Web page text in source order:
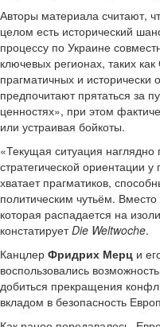
Авторы материала считают,
целом есть исторический
процессу по Украине
ключевых регионах, таких
прагматичных и исторически
предпочитают прятаться за
ценностях», при этом
или устраивая бойкоты.
«Текущая ситуация наглядно
стратегической ориентации
хватает прагматиков,
политическим чутьём.
которая распадается на
констатируетDie Weltwoche.
Канцлер Фридрих Мерц и
воспользовались
добиться прекращения
вкладом в безопасность